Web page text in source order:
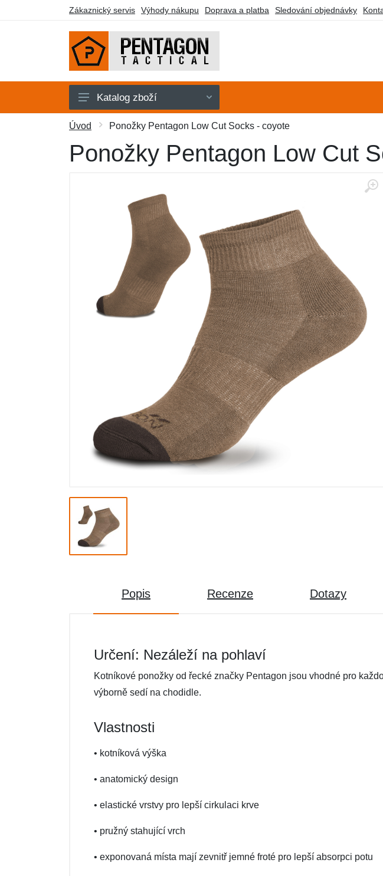
Zákaznický servis Výhody nákupu Doprava a platba Sledování objednávky
Pánské
Dámské
Taktické vybavení
Dárkové poukazy
Katalog zboží
Úvod Ponožky Pentagon Low Cut Socks - coyote
Ponožky Pentagon Low Cut
Popis Recenze Dotazy
Určení: Nezáleží na pohlaví
Kotníkové ponožky od řecké značky Pentagon jsou vhodné pro
výborně sedí na chodidle.
Vlastnosti
• kotníková výška
• anatomický design
• elastické vrstvy pro lepší cirkulaci krve
• pružný stahující vrch
• exponovaná místa mají zevnitř jemné froté pro lepší absorpci potu